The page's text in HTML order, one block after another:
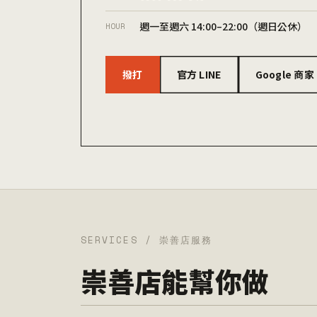
HOUR 週一至週六 14:00–22:00（週日公休）
撥打 官方 LINE Google 商家
SERVICES / 崇善店服務
崇善店能幫你做